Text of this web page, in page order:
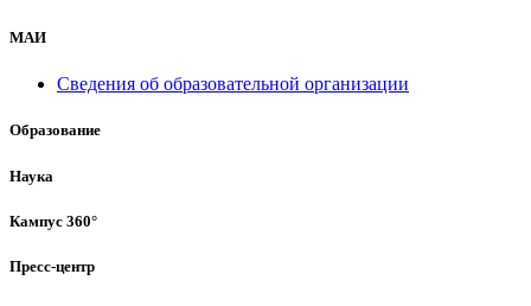
МАИ
Сведения об образовательной организации
Образование
Наука
Кампус 360°
Пресс-центр